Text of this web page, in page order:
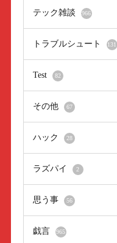
テック雑談 966
トラブルシュート 131
Test 82
その他 67
ハック 28
ラズパイ 2
思う事 56
戯言 965